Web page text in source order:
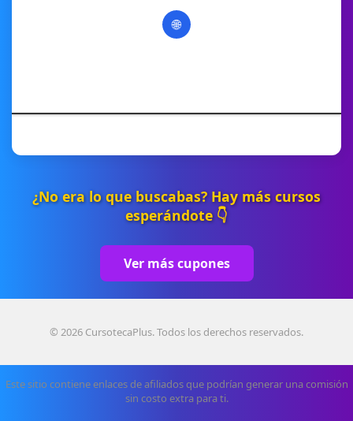
🌐
¿No era lo que buscabas? Hay más cursos
esperándote 👇
Ver más cupones
© 2026 CursotecaPlus. Todos los derechos reservados.
Este sitio contiene enlaces de afiliados que podrían generar una comisión
sin costo extra para ti.